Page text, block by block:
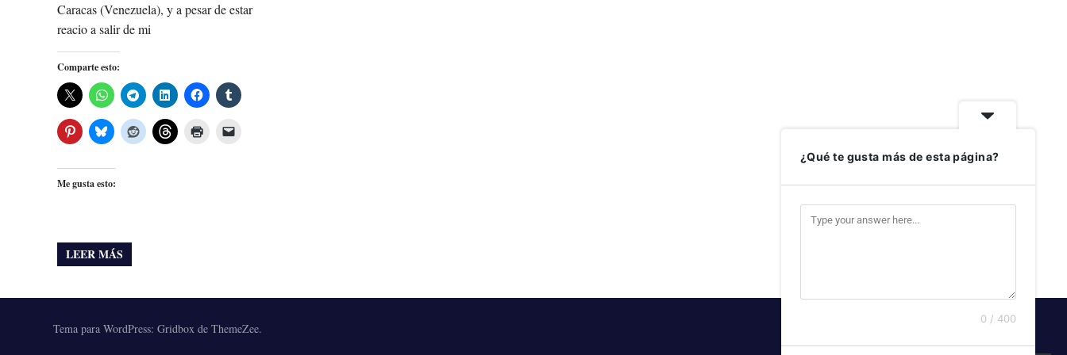
Caracas (Venezuela), y a pesar de estar
reacio a salir de mi
Comparte esto:
Me gusta esto:
LEER MÁS
Tema para WordPress: Gridbox de ThemeZee.
¿Qué te gusta más de esta página?
0 / 400